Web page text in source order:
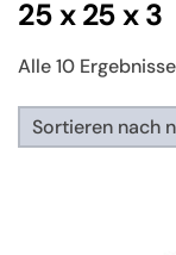
25 x 25 x 3
Alle 10